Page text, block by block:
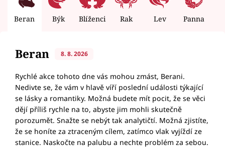
Beran Býk Blíženci Rak Lev Panna
Beran 8. 8. 2026
Rychlé akce tohoto dne vás mohou zmást, Berani.
Nedivte se, že vám v hlavě víří poslední události týkající
se lásky a romantiky. Možná budete mít pocit, že se věci
dějí příliš rychle na to, abyste jim mohli skutečně
porozumět. Snažte se nebýt tak analytičtí. Možná zjistíte,
že se honíte za ztraceným cílem, zatímco vlak vyjíždí ze
stanice. Naskočte na palubu a nechte problém za sebou.